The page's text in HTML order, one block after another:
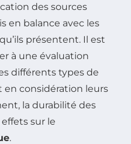
des sources
en balance avec les
présentent. Il est
à une évaluation
différents types de
en considération leurs
la durabilité des
sur le
.